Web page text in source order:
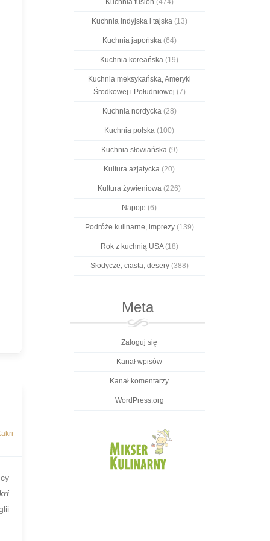
Kuchnia fusion (474)
Kuchnia indyjska i tajska(13)
Kuchnia japońska(64)
Kuchnia koreańska (19)
Kuchnia meksykańska, Ameryki
Środkowej i Południowej (7)
Kuchnia nordycka(28)
Kuchnia polska (100)
Kuchnia słowiańska(9)
Kultura azjatycka (20)
Kultura żywieniowa (226)
Napoje (6)
Podróże kulinarne, imprezy(139)
Rok z kuchnią USA(18)
Słodycze, ciasta, desery(388)
Meta
Zaloguj się
Kanał wpisów
Kanał komentarzy
WordPress.org